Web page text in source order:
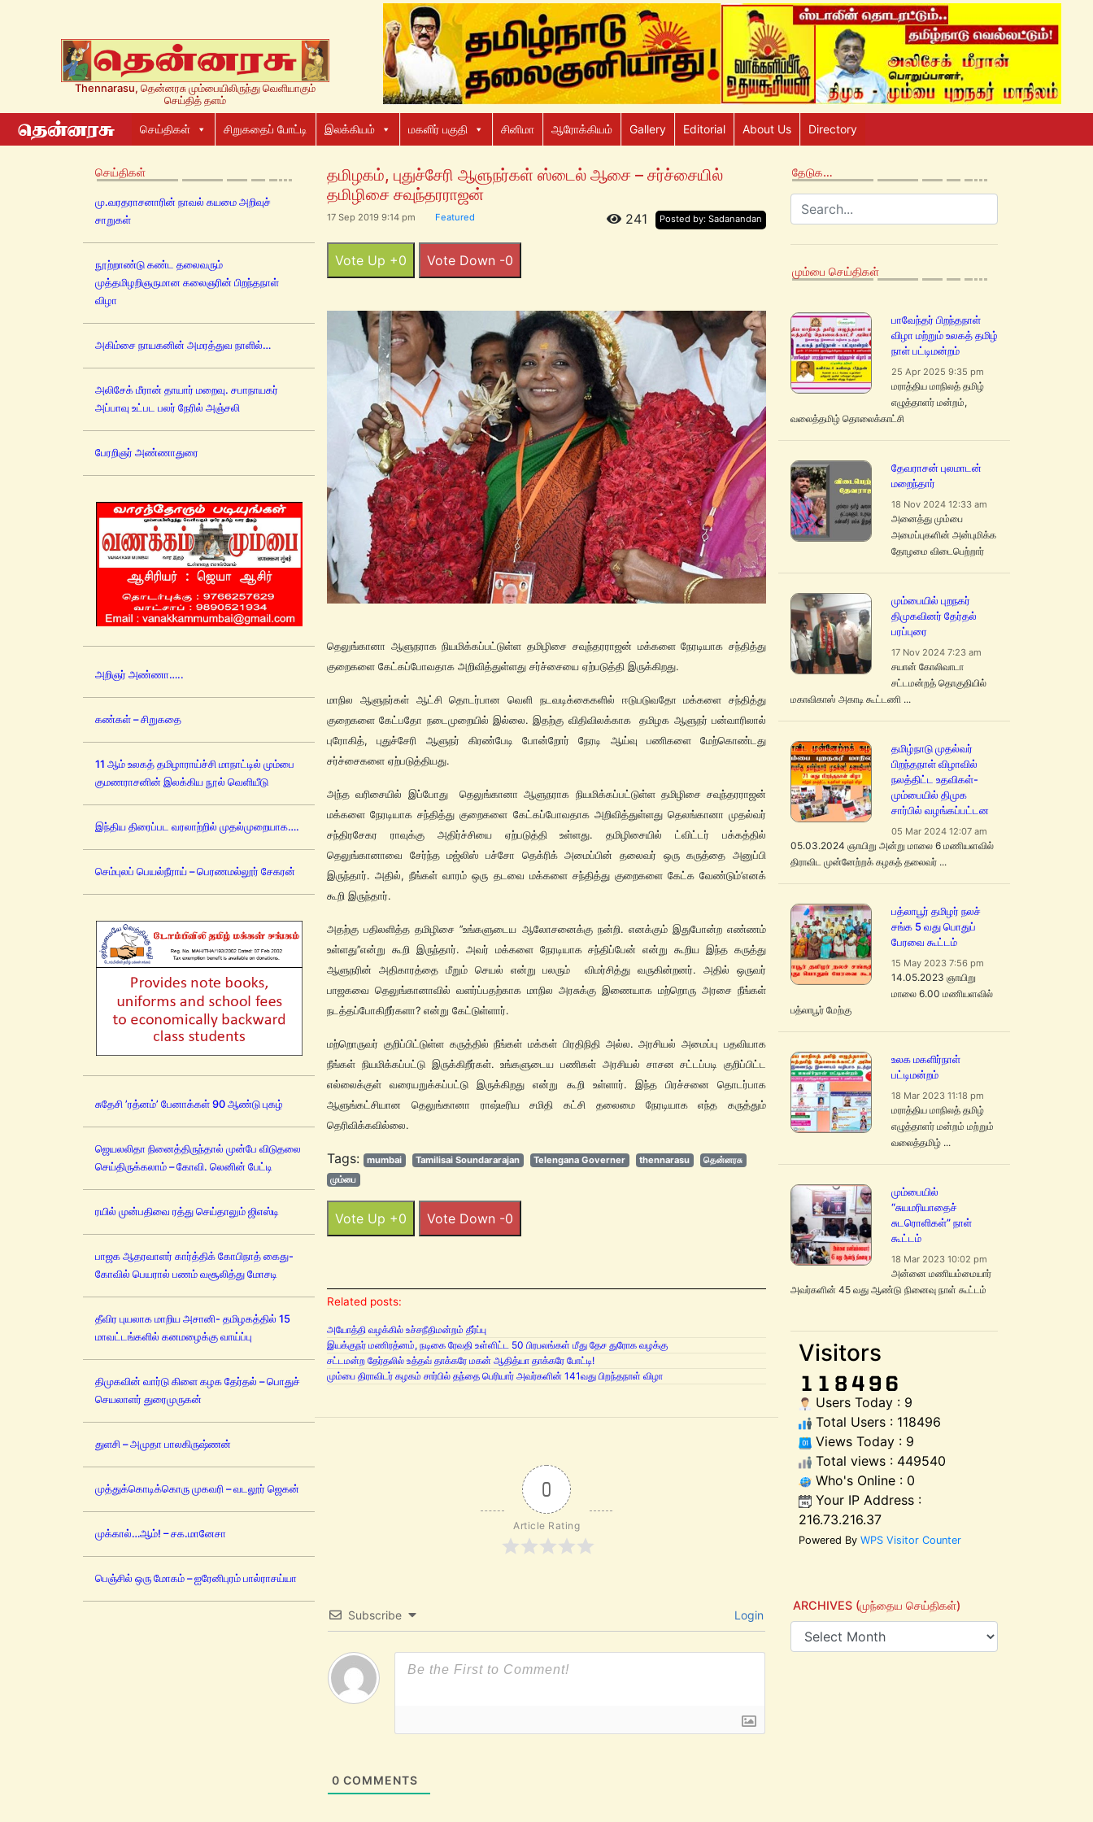
Thennarasu, தென்னரசு மும்பையிலிருந்து வெளியாகும்
செய்தித் தளம்
செய்திகள் சிறுகதைப் போட்டி இலக்கியம் மகளிர் பகுதி சினிமா ஆரோக்கியம் Gallery Editorial About Us Directory
செய்திகள்
மு.வரதராசனாரின் நாவல் கயமை அறிவுச்
சாறுகள்
நூற்றாண்டு கண்ட தலைவரும்
முத்தமிழறிஞருமான கலைஞரின் பிறந்தநாள்
விழா
அகிம்சை நாயகனின் அமரத்துவ நாளில்…
அலிசேக் மீரான் தாயார் மறைவு. சபாநாயகர்
அப்பாவு உட்பட பலர் நேரில் அஞ்சலி
பேரறிஞர் அண்ணாதுரை
அறிஞர் அண்ணா…..
கண்கள் – சிறுகதை
11 ஆம் உலகத் தமிழாராய்ச்சி மாநாட்டில் மும்பை
குமணராசனின் இலக்கிய நூல் வெளியீடு
இந்திய திரைப்பட வரலாற்றில் முதல்முறையாக….
செம்புலப் பெயல்நீராய் – பெரணமல்லூர் சேகரன்
சுதேசி ’ரத்னம்’ பேனாக்கள் 90 ஆண்டு புகழ்
ஜெயலலிதா நினைத்திருந்தால் முன்பே விடுதலை
செய்திருக்கலாம் – கோவி. லெனின் பேட்டி
ரயில் முன்பதிவை ரத்து செய்தாலும் ஜிஎஸ்டி
பாஜக ஆதரவாளர் கார்த்திக் கோபிநாத் கைது-
கோவில் பெயரால் பணம் வசூலித்து மோசடி
தீவிர புயலாக மாறிய அசானி- தமிழகத்தில் 15
மாவட்டங்களில் கனமழைக்கு வாய்ப்பு
திமுகவின் வார்டு கிளை கழக தேர்தல் – பொதுச்
செயலாளர் துரைமுருகன்
துளசி – அமுதா பாலகிருஷ்ணன்
முத்துக்கொடிக்கொரு முகவரி – வடலூர் ஜெகன்
முக்கால்…ஆம்! – சக.மானேசா
பெஞ்சில் ஒரு மோகம் – ஐரேனிபுரம் பால்ராசய்யா
தமிழகம், புதுச்சேரி ஆளுநர்கள் ஸ்டைல் ஆசை – சர்ச்சையில்
தமிழிசை சவுந்தரராஜன்
17 Sep 2019 9:14 pm Featured Posted by: Sadanandan
241
Vote Up +0 Vote Down -0
தெலுங்கானா ஆளுநராக நியமிக்கப்பட்டுள்ள தமிழிசை சவுந்தரராஜன் மக்களை நேரடியாக சந்தித்து
குறைகளை கேட்கப்போவதாக அறிவித்துள்ளது சர்ச்சையை ஏற்படுத்தி இருக்கிறது.
மாநில ஆளுநர்கள் ஆட்சி தொடர்பான வெளி நடவடிக்கைகளில் ஈடுபடுவதோ மக்களை சந்தித்து
குறைகளை கேட்பதோ நடைமுறையில் இல்லை. இதற்கு விதிவிலக்காக தமிழக ஆளுநர் பன்வாரிலால்
புரோகித், புதுச்சேரி ஆளுநர் கிரண்பேடி போன்றோர் நேரடி ஆய்வு பணிகளை மேற்கொண்டது
சர்ச்சைகளை ஏற்படுத்தியது.
அந்த வரிசையில் இப்போது தெலுங்கானா ஆளுநராக நியமிக்கப்பட்டுள்ள தமிழிசை சவுந்தரராஜன்
மக்களை நேரடியாக சந்தித்து குறைகளை கேட்கப்போவதாக அறிவித்துள்ளது தெலங்கானா முதல்வர்
சந்திரசேகர ராவுக்கு அதிர்ச்சியை ஏற்படுத்தி உள்ளது. தமிழிசையில் ட்விட்டர் பக்கத்தில்
தெலுங்கானாவை சேர்ந்த மஜ்லிஸ் பச்சோ தெக்ரிக் அமைப்பின் தலைவர் ஒரு கருத்தை அனுப்பி
இருந்தார். அதில், நீங்கள் வாரம் ஒரு தடவை மக்களை சந்தித்து குறைகளை கேட்க வேண்டும்’எனக்
கூறி இருந்தார்.
அதற்கு பதிலளித்த தமிழிசை ’’உங்களுடைய ஆலோசனைக்கு நன்றி. எனக்கும் இதுபோன்ற எண்ணம்
உள்ளது’’என்று கூறி இருந்தார். அவர் மக்களை நேரடியாக சந்திப்பேன் என்று கூறிய இந்த கருத்து
ஆளுநரின் அதிகாரத்தை மீறும் செயல் என்று பலரும் விமர்சித்து வருகின்றனர். அதில் ஒருவர்
பாஜகவை தெலுங்கானாவில் வளர்ப்பதற்காக மாநில அரசுக்கு இணையாக மற்றொரு அரசை நீங்கள்
நடத்தப்போகிறீர்களா? என்று கேட்டுள்ளார்.
மற்றொருவர் குறிப்பிட்டுள்ள கருத்தில் நீங்கள் மக்கள் பிரதிநிதி அல்ல. அரசியல் அமைப்பு பதவியாக
நீங்கள் நியமிக்கப்பட்டு இருக்கிறீர்கள். உங்களுடைய பணிகள் அரசியல் சாசன சட்டப்படி குறிப்பிட்ட
எல்லைக்குள் வரையறுக்கப்பட்டு இருக்கிறது என்று கூறி உள்ளார். இந்த பிரச்சனை தொடர்பாக
ஆளுங்கட்சியான தெலுங்கானா ராஷ்டீரிய சமிதி கட்சி தலைமை நேரடியாக எந்த கருத்தும்
தெரிவிக்கவில்லை.
Tags: mumbai Tamilisai Soundararajan Telengana Governer thennarasu
தென்னரசு
மும்பை
Vote Up +0 Vote Down -0
Related posts:
அயோத்தி வழக்கில் உச்சநீதிமன்றம் தீர்ப்பு
இயக்குநர் மணிரத்னம், நடிகை ரேவதி உள்ளிட்ட 50 பிரபலங்கள் மீது தேச துரோக வழக்கு
சட்டமன்ற தேர்தலில் உத்தவ் தாக்கரே மகன் ஆதித்யா தாக்கரே போட்டி!
மும்பை திராவிடர் கழகம் சார்பில் தந்தை பெரியார் அவர்களின் 141வது பிறந்தநாள் விழா
0
Article Rating
Subscribe Login
0 COMMENTS
தேடுக…
மும்பை செய்திகள்
பாவேந்தர் பிறந்தநாள்
விழா மற்றும் உலகத் தமிழ்
நாள் பட்டிமன்றம்
25 Apr 2025 9:35 pm
மராத்திய மாநிலத் தமிழ்
எழுத்தாளர் மன்றம்,
வலைத்தமிழ் தொலைக்காட்சி
தேவராசன் புலமாடன்
மறைந்தார்
18 Nov 2024 12:33 am
அனைத்து மும்பை
அமைப்புகளின் அன்புமிக்க
தோழமை விடைபெற்றார்
மும்பையில் புறநகர்
திமுகவினர் தேர்தல்
பரப்புரை
17 Nov 2024 7:23 am
சயான் கோலிவாடா
சட்டமன்றத் தொகுதியில்
மகாவிகாஸ் அகாடி கூட்டணி ...
தமிழ்நாடு முதல்வர்
பிறந்தநாள் விழாவில்
நலத்திட்ட உதவிகள்-
மும்பையில் திமுக
சார்பில் வழங்கப்பட்டன
05 Mar 2024 12:07 am
05.03.2024 ஞாயிறு அன்று மாலை 6 மணியளவில்
திராவிட முன்னேற்றக் கழகத் தலைவர் ...
பத்லாபூர் தமிழர் நலச்
சங்க 5 வது பொதுப்
பேரவை கூட்டம்
15 May 2023 7:56 pm
14.05.2023 ஞாயிறு
மாலை 6.00 மணியளவில்
பத்லாபூர் மேற்கு
உலக மகளிர்நாள்
பட்டிமன்றம்
18 Mar 2023 11:18 pm
மராத்திய மாநிலத் தமிழ்
எழுத்தாளர் மன்றம் மற்றும்
வலைத்தமிழ் ...
மும்பையில்
“சுயமரியாதைச்
சுடரொளிகள்” நாள்
கூட்டம்
18 Mar 2023 10:02 pm
அன்னை மணியம்மையார்
அவர்களின் 45 வது ஆண்டு நினைவு நாள் கூட்டம்
Visitors
Users Today : 9
Total Users : 118496
Views Today : 9
Total views : 449540
Who's Online : 0
Your IP Address :
216.73.216.37
Powered By WPS Visitor Counter
ARCHIVES (முந்தைய செய்திகள்)